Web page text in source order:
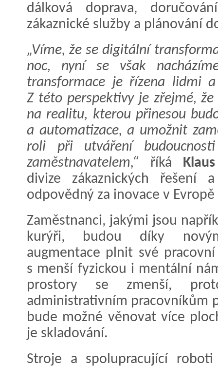
dálková doprava,
zákaznické služby a plánování
„Víme, že se digitální
noc, nyní se však
transformace je řízena lidmi
Z této perspektivy je zřejmé,
na realitu, kterou přinesou
a automatizace, a umožnit
roli při utváření
zaměstnavatelem,“ říká
divize zákaznických řešení
odpovědný za inovace v
Zaměstnanci, jakými jsou
kurýři, budou díky
augmentace plnit své
s menší fyzickou i mentální
prostory se zmenší,
administrativním pracovníkům
bude možné věnovat více
je skladování.
Stroje a spolupracující